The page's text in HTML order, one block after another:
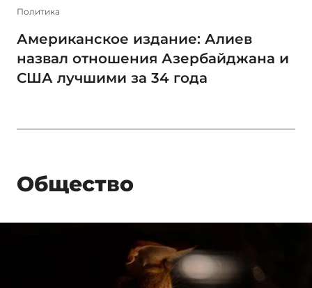
Политика
Американское издание: Алиев
назвал отношения Азербайджана и
США лучшими за 34 года
Общество